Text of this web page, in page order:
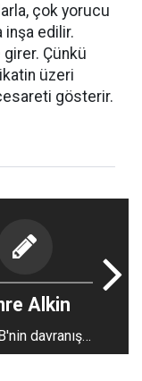
çok yorucu
inşa edilir.
Çünkü
üzeri
gösterir.
Alkin
davranış